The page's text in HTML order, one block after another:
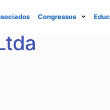
Congressos